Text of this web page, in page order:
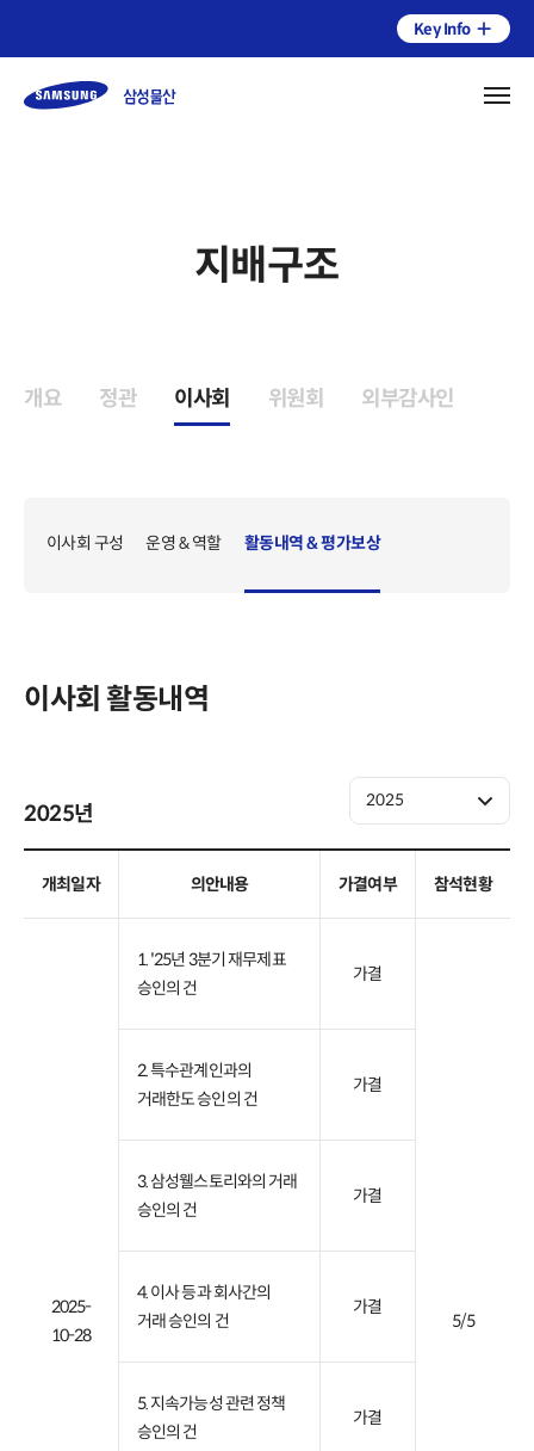
Key Info
고객문의
사회
지배구조
Resource Center
보고서
법위반 제보
IR일정 & 실적발표
감사/검토보고서
지배구조
개요 정관 이사회 위원회 외부감사인
이사회 구성 운영 & 역할 활동내역 & 평가보상
이사회 활동내역
2025년 2025
개최일자 의안내용 가결여부 참석현황
2025-
10-28
1. '25년 3분기 재무제표
승인의 건
가결
5/5
2. 특수관계인과의
거래한도 승인의 건
가결
3. 삼성웰스토리와의 거래
승인의 건
가결
4. 이사 등과 회사간의
거래 승인의 건
가결
5. 지속가능성 관련 정책
승인의 건
가결